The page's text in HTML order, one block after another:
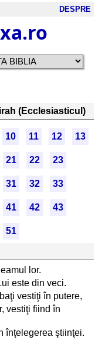
DESPRE
(Ecclesiasticul)
10 11 12 13
21 22 23
31 32 33
41 42 43
51
lor.
este din veci.
vestiţi în putere,
vestiţi fiind în
înţelegerea ştiinţei.